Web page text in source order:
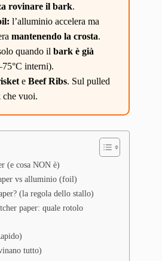
rovinare il bark.
l’alluminio accelera ma
mantenendo la crosta.
quando il bark è già
interni).
e Beef Ribs. Sul pulled
che vuoi.
(e cosa NON è)
vs alluminio (foil)
(la regola dello stallo)
paper: quale rotolo
tutto)